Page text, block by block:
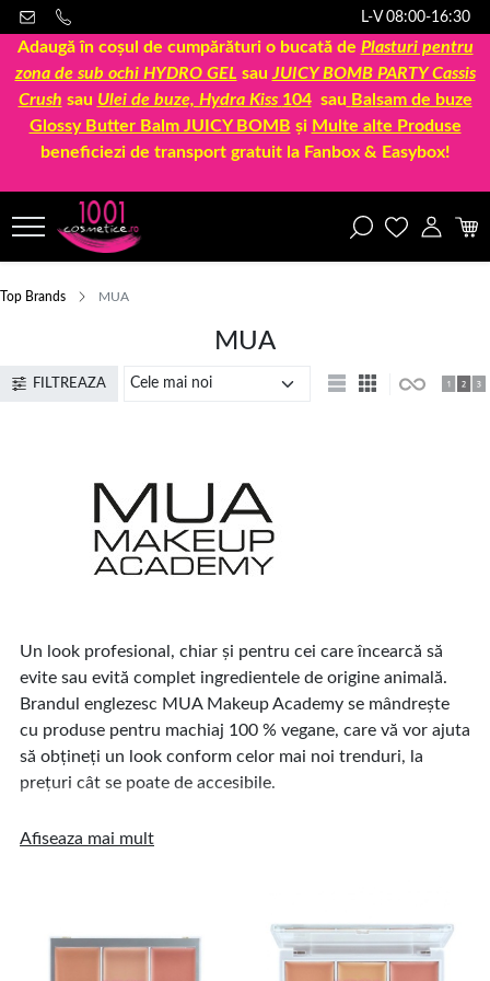
L-V 08:00-16:30
Adaugă în coșul de cumpărături o bucată de Plasturi pentru
zona de sub ochi HYDRO GEL sau JUICY BOMB PARTY Cassis
Crush sau Ulei de buze, Hydra Kiss 104sau Balsam de buze
Glossy Butter Balm JUICY BOMB și Multe alte Produse
beneficiezi de transport gratuit la Fanbox & Easybox!
Top Brands MUA
MUA
FILTREAZA
Un look profesional, chiar și pentru cei care încearcă să
evite sau evită complet ingredientele de origine animală.
Brandul englezesc MUA Makeup Academy se mândrește
cu produse pentru machiaj 100 % vegane, care vă vor ajuta
să obțineți un look conform celor mai noi trenduri, la
prețuri cât se poate de accesibile.
astfel, încearcă să fie cât mai complexă, oferind o gamă
variată de nuanțe și de produse, pentru ca oricine să își
Afiseaza mai mult